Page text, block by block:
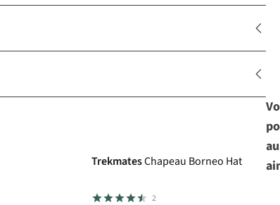
TrekmatesChapeau Borneo Hat
2